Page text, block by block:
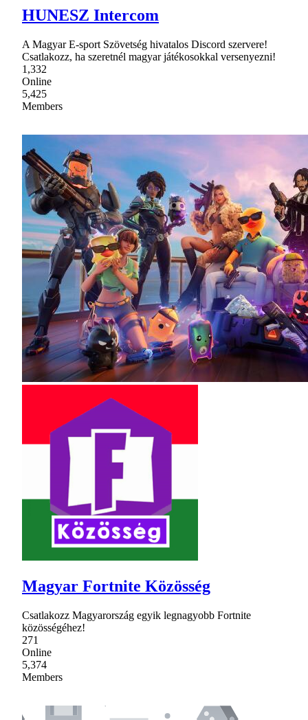
HUNESZ Intercom
A Magyar E-sport Szövetség hivatalos Discord szervere!
Csatlakozz, ha szeretnél magyar játékosokkal versenyezni!
1,332
Online
5,425
Members
Magyar Fortnite Közösség
Csatlakozz Magyarország egyik legnagyobb Fortnite
közösségéhez!
271
Online
5,374
Members